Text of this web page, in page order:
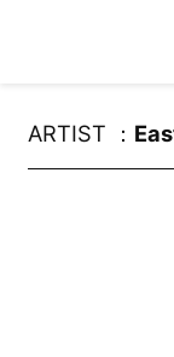
ARTIST ：